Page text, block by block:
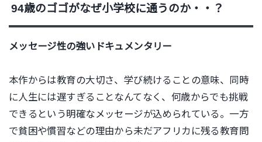
94歳のゴゴがなぜ小学校に通うのか・・？
メッセージ性の強いドキュメンタリー
本作からは教育の大切さ、学び続けることの意味、同時
に人生には遅すぎることなんてなく、何歳からでも挑戦
できるという明確なメッセージが込められている。一方
で貧困や慣習などの理由から未だアフリカに残る教育問